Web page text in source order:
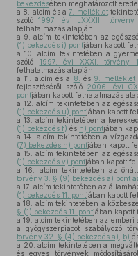
bekezdésében meghatározott
a 8. alcím és a7. melléklet
szóló1997. évi LXXXIII.
felhatalmazás alapján,
a 9. alcím tekintetében az
(1) bekezdés i) pontjában kapott
a 10. alcím tekintetében a
szóló 1997. évi XXXI. törvény
felhatalmazás alapján,
a 11. alcím és a 8. és 9. melléklet
fejlesztéséről szóló 2006. évi
pontjában kapott felhatalmazás
a 12. alcím tekintetében az
(1) bekezdés u) pontjában kapott
a 13. alcím tekintetében a
(1) bekezdés f) és h) pontjában
a 14. alcím tekintetében a
(7) bekezdés n) pontjában kapott
a 15. alcím tekintetében az
(1) bekezdés v) pontjában kapott
a 16. alcím tekintetében az
törvény 3. § (9) bekezdés a) pont
a 17. alcím tekintetében az
(1) bekezdés 11. pontjában kapott
a 18. alcím tekintetében a
§ (1) bekezdés 11. pontjában kapott
a 19. alcím tekintetében az emberi
a gyógyszerpiacot szabályozó
törvény 32. § (4) bekezdés a)
b)
a 20. alcím tekintetében a
és egyes törvények